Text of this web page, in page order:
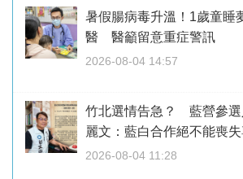
暑假腸病毒升溫！1歲童睡
醫 醫籲留意重症警訊
2026-08-04 14:57
竹北選情告急？ 藍營參選
麗文：藍白合作絕不能喪
2026-08-04 11:28